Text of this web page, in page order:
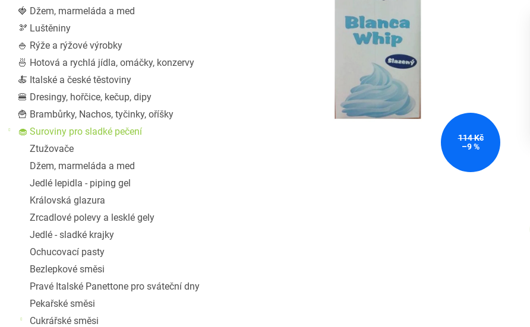
🍓 Džem, marmeláda a med
🫘 Luštěniny
🍚 Rýže a rýžové výrobky
🍜 Hotová a rychlá jídla, omáčky, konzervy
🍝 Italské a české těstoviny
🍔 Dresingy, hořčice, kečup, dipy
🍟 Brambůrky, Nachos, tyčinky, oříšky
🧁 Suroviny pro sladké pečení
Ztužovače
Džem, marmeláda a med
Jedlé lepidla - piping gel
Královská glazura
Zrcadlové polevy a lesklé gely
Jedlé - sladké krajky
Ochucovací pasty
Bezlepkové směsi
Pravé Italské Panettone pro sváteční dny
Pekařské směsi
Cukrářské směsi
114 Kč
–9 %